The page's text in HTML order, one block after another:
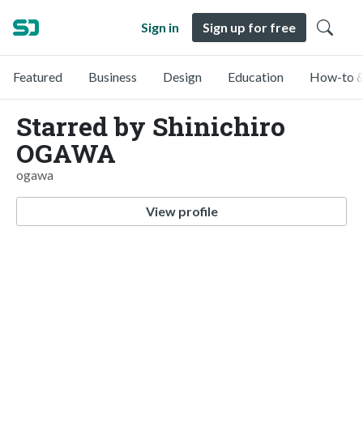
Sign in Sign up for free
Featured Business Design Education How-to
Starred by Shinichiro
OGAWA
ogawa
View profile